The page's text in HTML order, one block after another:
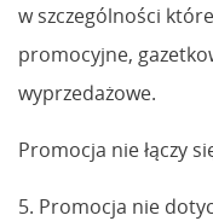
w szczególności
promocyjne,
wyprzedażowe.
Promocja nie łączy
5. Promocja nie